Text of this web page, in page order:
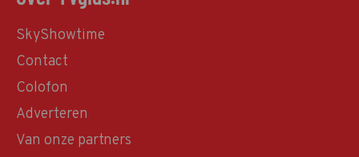
SkyShowtime
Contact
Colofon
Adverteren
Van onze partners